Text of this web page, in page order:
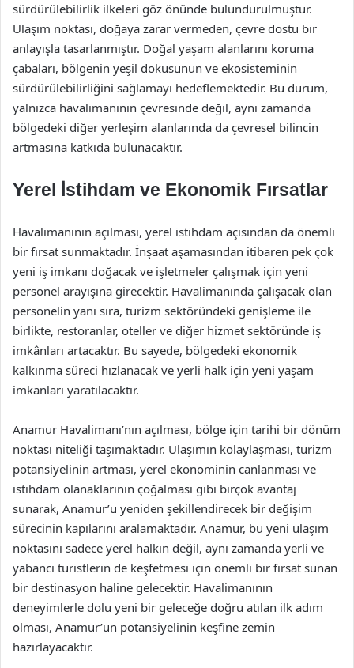
sürdürülebilirlik ilkeleri göz önünde bulundurulmuştur.
Ulaşım noktası, doğaya zarar vermeden, çevre dostu bir
anlayışla tasarlanmıştır. Doğal yaşam alanlarını koruma
çabaları, bölgenin yeşil dokusunun ve ekosisteminin
sürdürülebilirliğini sağlamayı hedeflemektedir. Bu durum,
yalnızca havalimanının çevresinde değil, aynı zamanda
bölgedeki diğer yerleşim alanlarında da çevresel bilincin
artmasına katkıda bulunacaktır.
Yerel İstihdam ve Ekonomik Fırsatlar
Havalimanının açılması, yerel istihdam açısından da önemli
bir fırsat sunmaktadır. İnşaat aşamasından itibaren pek çok
yeni iş imkanı doğacak ve işletmeler çalışmak için yeni
personel arayışına girecektir. Havalimanında çalışacak olan
personelin yanı sıra, turizm sektöründeki genişleme ile
birlikte, restoranlar, oteller ve diğer hizmet sektöründe iş
imkânları artacaktır. Bu sayede, bölgedeki ekonomik
kalkınma süreci hızlanacak ve yerli halk için yeni yaşam
imkanları yaratılacaktır.
Anamur Havalimanı’nın açılması, bölge için tarihi bir dönüm
noktası niteliği taşımaktadır. Ulaşımın kolaylaşması, turizm
potansiyelinin artması, yerel ekonominin canlanması ve
istihdam olanaklarının çoğalması gibi birçok avantaj
sunarak, Anamur’u yeniden şekillendirecek bir değişim
sürecinin kapılarını aralamaktadır. Anamur, bu yeni ulaşım
noktasını sadece yerel halkın değil, aynı zamanda yerli ve
yabancı turistlerin de keşfetmesi için önemli bir fırsat sunan
bir destinasyon haline gelecektir. Havalimanının
deneyimlerle dolu yeni bir geleceğe doğru atılan ilk adım
olması, Anamur’un potansiyelinin keşfine zemin
hazırlayacaktır.